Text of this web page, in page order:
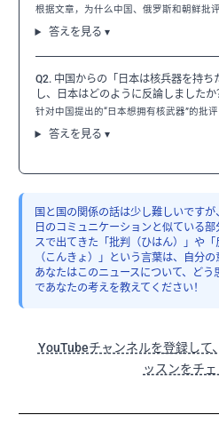
根据文章，为什么中国、俄罗斯和朝鲜批评
答えを見る ▾
Q2. 中国からの「日本は核兵器を持ち
し、日本はどのように反論しましたか
针对中国提出的“日本想拥有核武器”的批
答えを見る ▾
国と国の関係の話は少し難しいです
日のコミュニケーションと似ている
スで出てきた「批判（ひはん）」や
（こんきょ）」という言葉は、自分
あなたはこのニュースについて、ど
であなたの考えを教えてください！
YouTubeチャンネルを登録して
ッスンをチェ